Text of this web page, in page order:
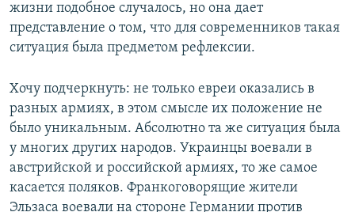
жизни подобное случалось, но она дает
представление о том, что для современников такая
ситуация была предметом рефлексии.
Хочу подчеркнуть: не только евреи оказались в
разных армиях, в этом смысле их положение не
было уникальным. Абсолютно та же ситуация была
у многих других народов. Украинцы воевали в
австрийской и российской армиях, то же самое
касается поляков. Франкоговорящие жители
Эльзаса воевали на стороне Германии против